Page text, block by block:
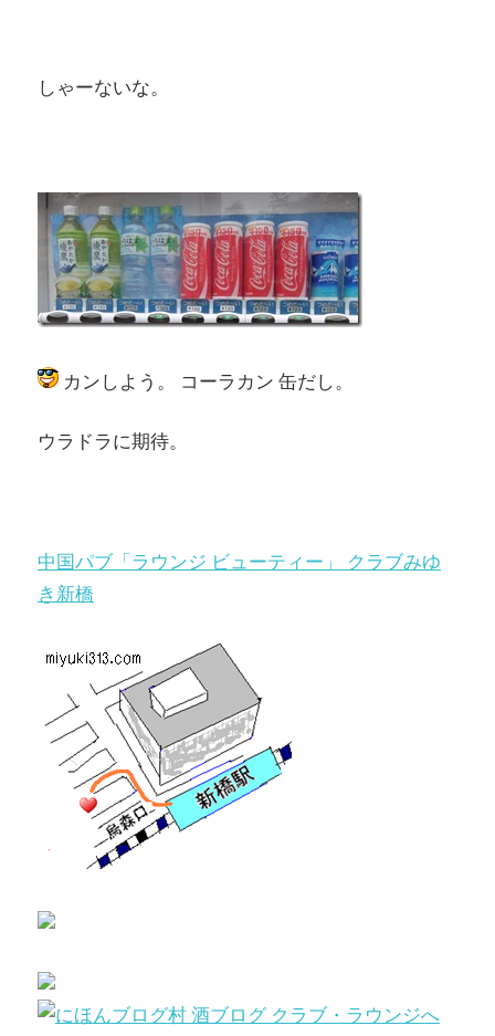
しゃーないな。
カンしよう。 コーラカン 缶だし。
ウラドラに期待。
中国パブ「ラウンジ ビューティー」 クラブみゆ
き新橋